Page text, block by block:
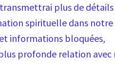
plus de
spirituelle dans notre
informations bloquées,
profonde relation